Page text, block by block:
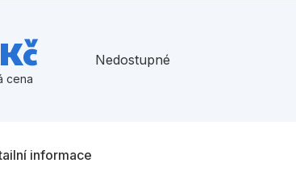
cena
Nedostupné
informace